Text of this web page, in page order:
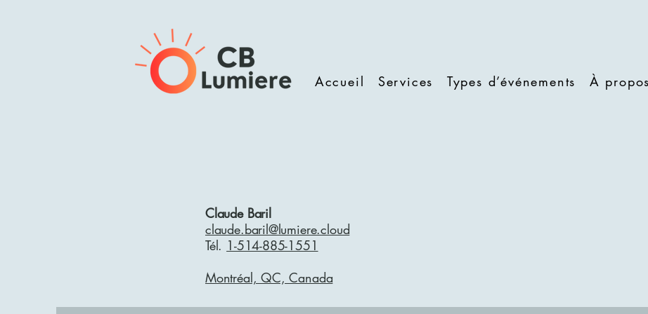
Accueil Services Types d’événements À propos
Claude Baril
claude.baril@lumiere.cloud
Tél. 1-514-885-1551
Montréal, QC, Canada